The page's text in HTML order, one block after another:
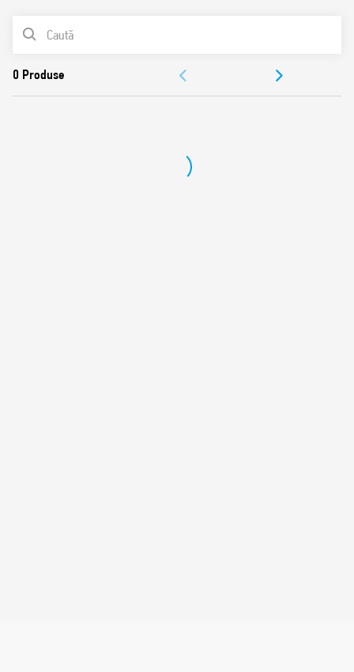
Materialul de contact poate fi ales
Buton de test blocabil şi indicator mecanic (versiunea
Socluri din Seria 90
Module de protecţie
LISTA DE PRODUSE
APROBĂRI